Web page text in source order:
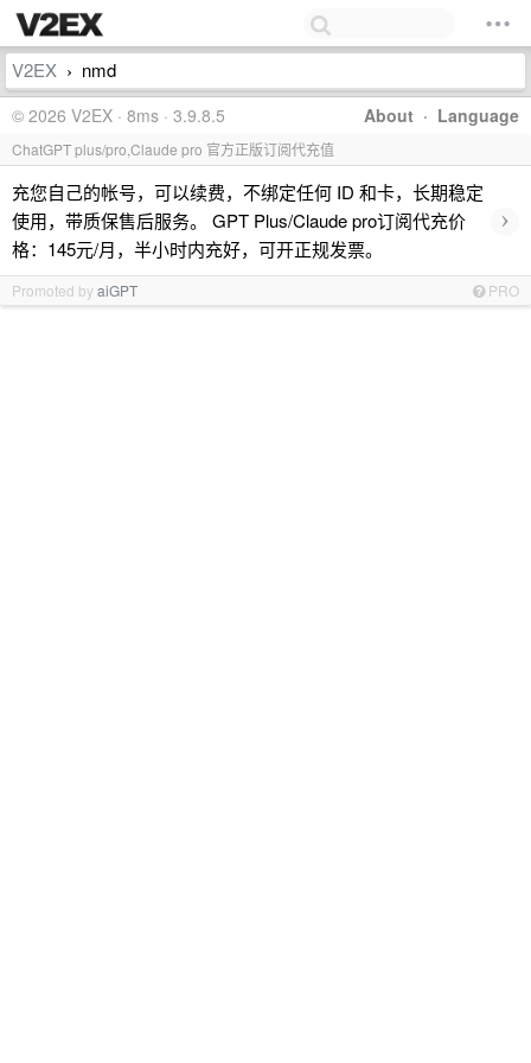
V2EX › nmd
About · Language
© 2026 V2EX · 8ms · 3.9.8.5
ChatGPT plus/pro,Claude pro 官方正版订阅代充值
充您自己的帐号，可以续费，不绑定任何 ID 和卡，长期稳定
使用，带质保售后服务。 GPT Plus/Claude pro订阅代充价
格：145元/月，半小时内充好，可开正规发票。
›
Promoted byaiGPT PRO